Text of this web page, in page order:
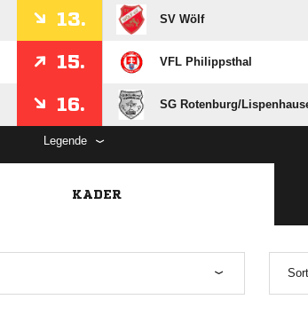
13. SV Wölf
15. VFL Philippsthal
16. SG Rotenburg/​
Legende
KADER